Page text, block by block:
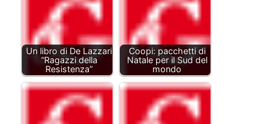
Un libro di De Lazzari
“Ragazzi della
Resistenza”
Coopi: pacchetti di
Natale per il Sud del
mondo